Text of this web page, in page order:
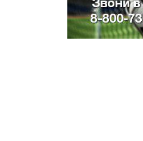
спорт театр транспорт